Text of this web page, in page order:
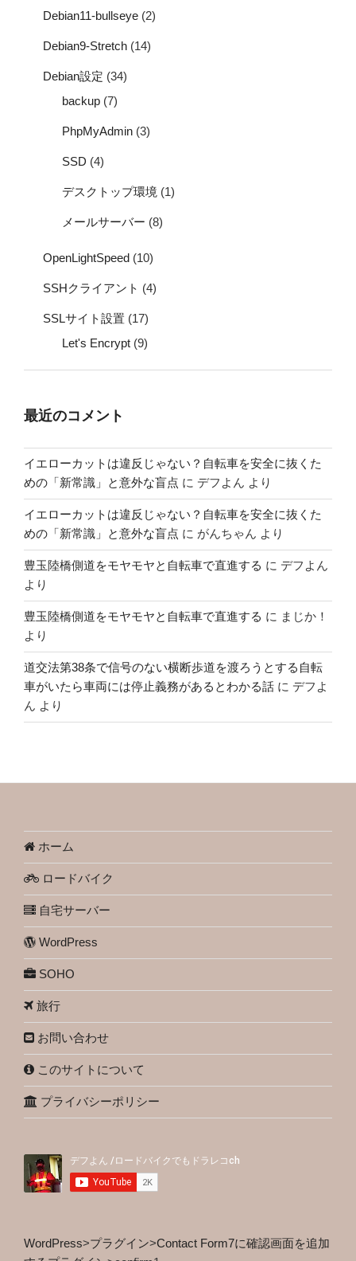
Debian11-bullseye (2)
Debian9-Stretch (14)
Debian設定 (34)
backup (7)
PhpMyAdmin (3)
SSD (4)
デスクトップ環境 (1)
メールサーバー (8)
OpenLightSpeed (10)
SSHクライアント (4)
SSLサイト設置 (17)
Let's Encrypt (9)
最近のコメント
イエローカットは違反じゃない？自転車を安全に抜くた
めの「新常識」と意外な盲点 に デフよん より
イエローカットは違反じゃない？自転車を安全に抜くた
めの「新常識」と意外な盲点 に がんちゃん より
豊玉陸橋側道をモヤモヤと自転車で直進する に デフよん
より
豊玉陸橋側道をモヤモヤと自転車で直進する に まじか！
より
道交法第38条で信号のない横断歩道を渡ろうとする自転
車がいたら車両には停止義務があるとわかる話 に デフよ
ん より
ホーム
ロードバイク
自宅サーバー
WordPress
SOHO
旅行
お問い合わせ
このサイトについて
プライバシーポリシー
WordPress>プラグイン>Contact Form7に確認画面を追加